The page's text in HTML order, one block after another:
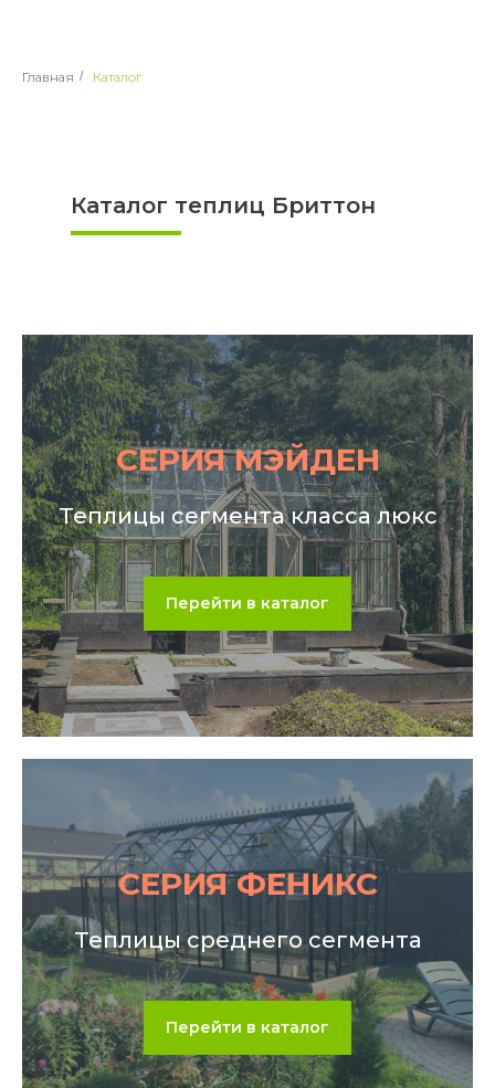
Главная / Каталог
Каталог теплиц Бриттон
СЕРИЯ МЭЙДЕН
Теплицы сегмента класса люкс
Перейти в каталог
СЕРИЯ ФЕНИКС
Теплицы среднего сегмента
Перейти в каталог